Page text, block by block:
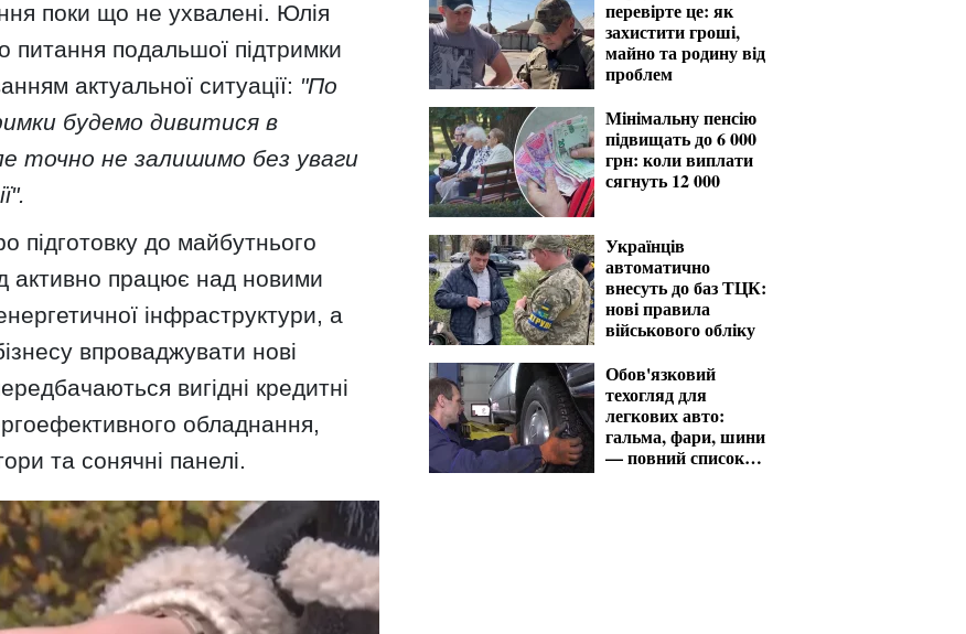
поки що не ухвалені. Юлія
питання подальшої підтримки
актуальної ситуації: "По
будемо дивитися в
точно не залишимо без уваги
підготовку до майбутнього
активно працює над новими
інфраструктури, а
впроваджувати нові
вигідні кредитні
обладнання,
та сонячні панелі.
перевірте це: як
захистити гроші,
майно та родину від
проблем
Мінімальну пенсію
підвищать до 6 000
грн: коли виплати
сягнуть 12 000
Українців
автоматично
внесуть до баз ТЦК:
нові правила
військового обліку
Обов'язковий
техогляд для
легкових авто:
гальма, фари, шини
— повний список